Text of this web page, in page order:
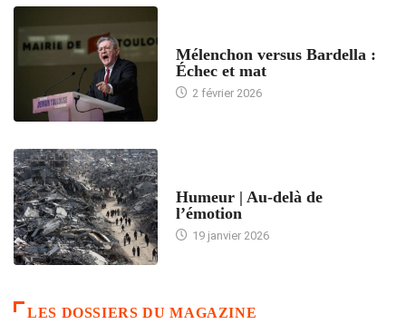
Mélenchon versus Bardella :
Échec et mat
2 février 2026
Humeur | Au-delà de
l’émotion
19 janvier 2026
LES DOSSIERS DU MAGAZINE